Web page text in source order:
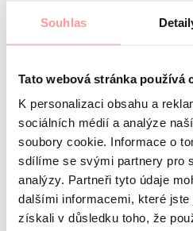
Souhlas
Tato webová stránka používá
K personalizaci obsahu a
sociálních médií a analýze
soubory cookie. Informace o
sdílíme se svými partnery pro
analýzy. Partneři tyto údaje
dalšími informacemi, které
získali v důsledku toho, že
Sono interessato a
Tutte le comunicazioni
utilizzando SSL e seguono le
riservatezza